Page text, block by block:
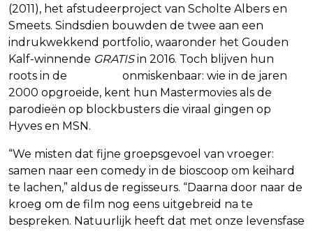
(2011), het afstudeerproject van Scholte Albers en
Smeets. Sindsdien bouwden de twee aan een
indrukwekkend portfolio, waaronder het Gouden
Kalf-winnende GRATISin 2016. Toch blijven hun
roots in de
onmiskenbaar: wie in de jaren
2000 opgroeide, kent hun Mastermovies als de
parodieën op blockbusters die viraal gingen op
Hyves en MSN.
“We misten dat fijne groepsgevoel van vroeger:
samen naar een comedy in de bioscoop om keihard
te lachen,” aldus de regisseurs. “Daarna door naar de
kroeg om de film nog eens uitgebreid na te
bespreken. Natuurlijk heeft dat met onze levensfase